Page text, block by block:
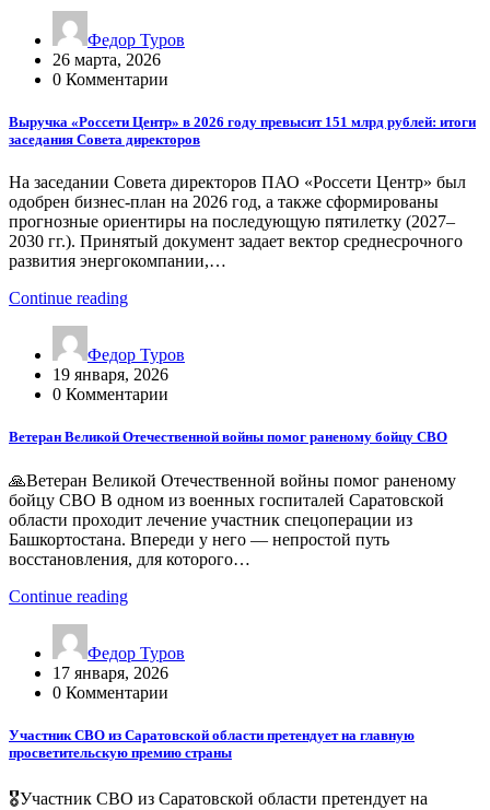
Федор Туров
26 марта, 2026
0 Комментарии
Выручка «Россети Центр» в 2026 году превысит 151 млрд рублей: итоги
заседания Совета директоров
На заседании Совета директоров ПАО «Россети Центр» был
одобрен бизнес-план на 2026 год, а также сформированы
прогнозные ориентиры на последующую пятилетку (2027–
2030 гг.). Принятый документ задает вектор среднесрочного
развития энергокомпании,…
Continue reading
Федор Туров
19 января, 2026
0 Комментарии
Ветеран Великой Отечественной войны помог раненому бойцу СВО
🙏Ветеран Великой Отечественной войны помог раненому
бойцу СВО В одном из военных госпиталей Саратовской
области проходит лечение участник спецоперации из
Башкортостана. Впереди у него — непростой путь
восстановления, для которого…
Continue reading
Федор Туров
17 января, 2026
0 Комментарии
Участник СВО из Саратовской области претендует на главную
просветительскую премию страны
🎖Участник СВО из Саратовской области претендует на